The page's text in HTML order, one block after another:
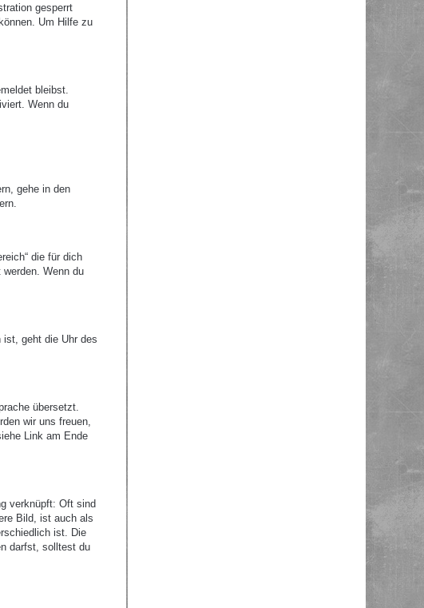
gesperrt
Um Hilfe zu
bleibst.
Wenn du
gehe in den
die für dich
Wenn du
geht die Uhr des
übersetzt.
wir uns freuen,
Link am Ende
verknüpft: Oft sind
Bild, ist auch als
ist. Die
darfst, solltest du